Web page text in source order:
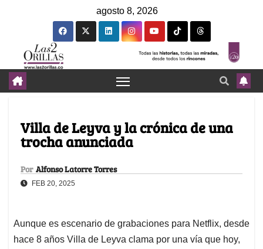
agosto 8, 2026
Villa de Leyva y la crónica de una
trocha anunciada
Por Alfonso Latorre Torres
FEB 20, 2025
Aunque es escenario de grabaciones para Netflix, desde
hace 8 años Villa de Leyva clama por una vía que hoy,